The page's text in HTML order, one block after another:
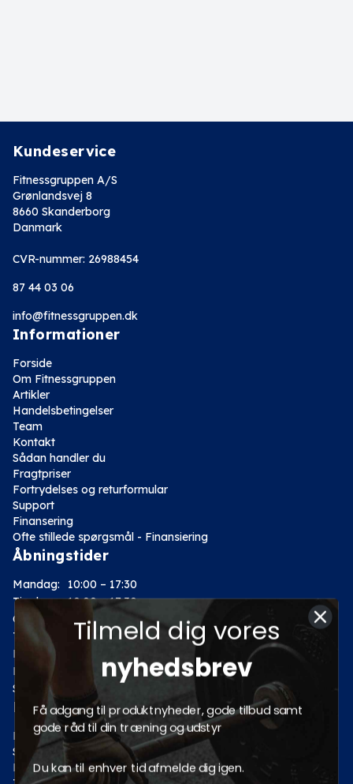
Kundeservice
Fitnessgruppen A/S
Grønlandsvej 8
8660 Skanderborg
Danmark
CVR-nummer: 26988454
87 44 03 06
info@fitnessgruppen.dk
Informationer
Forside
Om Fitnessgruppen
Artikler
Handelsbetingelser
Team
Kontakt
Sådan handler du
Fragtpriser
Fortrydelses og returformular
Support
Finansering
Ofte stillede spørgsmål - Finansiering
Åbningstider
Mandag:
10:00 – 17:30
Tirsdag: 10:00 – 17:30
Onsdag:
10:00 – 17:30
Torsdag:
10:00 – 17:30
Fredag:
10:00 – 17:30
Lørdag:
10:00 – 14:00
Søndag: Lukket
Kategorier
Motion
Styrketræning
Fitness
Tilmeld dig vores
nyhedsbrev
Få adgang til produktnyheder, gode tilbud samt
gode råd til din træning og udstyr
Du kan til enhver tid afmelde dig igen.